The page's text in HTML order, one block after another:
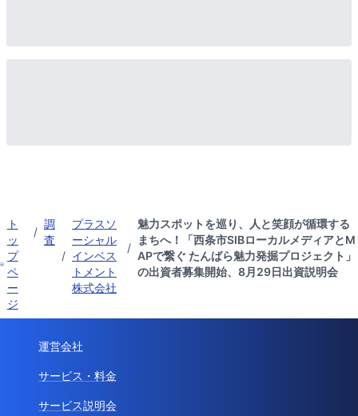
ト
ッ
プ
ペ
ー
ジ
/
調
査
/
プラスソ
ーシャル
インベス
トメント
株式会社
/
魅力スポットを巡り、人と笑顔が循環する
まちへ！「西条市SIBローカルメディアとM
APで繋ぐ たんばら魅力発掘プロジェクト」
の出資者募集開始、8月29日出資説明会
運営会社
サービス・料金
サービス説明会